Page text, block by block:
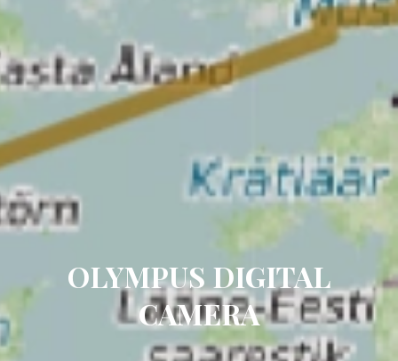
OLYMPUS DIGITAL
CAMERA